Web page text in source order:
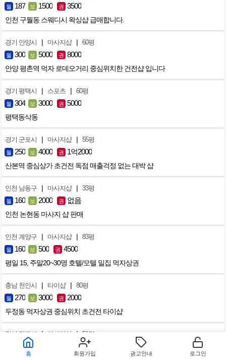
월 187 보 1500 권 3500
인천 구월동 스웨디시 왁싱샵 급매합니다.
경기 안양시 | 마사지샵 | 60평
월 300 보 5000 권 8000
안양 평촌역 먹자 로데오거리 중심위치한 건전샵 입니다
경기 평택시 | 스포츠 | 60평
월 304 보 3000 권 5000
평택동삭동
경기 군포시 | 마사지샵 | 55평
월 250 보 4000 권 1억2000
산본역 중심상가 초건전 독점 매출걱정 없는 대박 샵
인천 남동구 | 마사지샵 | 33평
월 160 보 2000 권 없음
인천 논현동 마사지 샵 판매
인천 계양구 | 마사지샵 | 83평
월 160 보 500 권 4500
평일 15, 주말20~30명 호텔/모텔 밀집 먹자상권
충남 천안시 | 타이샵 | 80평
월 270 보 3000 권 2000
두정동 먹자상권 중심위치 초건전 타이샵
경기 김포시 | 마사지샵 | 51평
150 보 4000
홈 회원가입 광고안내 로그인